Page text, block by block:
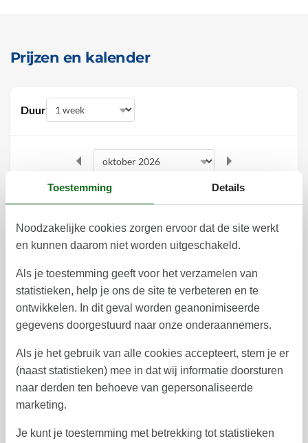
Prijzen en kalender
Duur
40 1 2 3
41 5 6 7 8 9 10
42 12 13 14 15 16 17
43 19 20 21 22 23 24 25
44 26 27 28 29 30 31
Toestemming Details
Noodzakelijke cookies zorgen ervoor dat de site werkt
en kunnen daarom niet worden uitgeschakeld.
Als je toestemming geeft voor het verzamelen van
statistieken, help je ons de site te verbeteren en te
ontwikkelen. In dit geval worden geanonimiseerde
gegevens doorgestuurd naar onze onderaannemers.
Als je het gebruik van alle cookies accepteert, stem je er
(naast statistieken) mee in dat wij informatie doorsturen
naar derden ten behoeve van gepersonaliseerde
marketing.
Je kunt je toestemming met betrekking tot statistieken